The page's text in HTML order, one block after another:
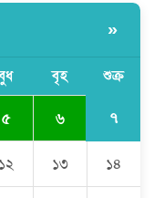
৭ ফুট ৬ ইঞ্চি উচ্চতার
মৌলভীবাজার:
গ্রাহক, তীব্র ক্ষোভ
»
বৃহ শুক্র
৫ ৬ ৭
১২ ১৩ ১৪